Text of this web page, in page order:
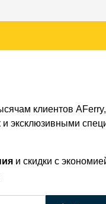
клиентов
эксклюзивными
и скидки с